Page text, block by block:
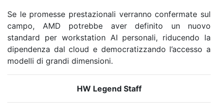
Se le promesse prestazionali verranno confermate sul
campo, AMD potrebbe aver definito un nuovo
standard per workstation AI personali, riducendo la
dipendenza dal cloud e democratizzando l’accesso a
modelli di grandi dimensioni.
HW Legend Staff